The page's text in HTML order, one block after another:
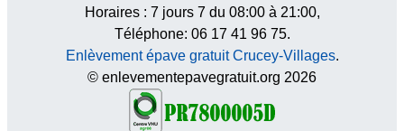
Horaires : 7 jours 7 du 08:00 à 21:00,
Téléphone: 06 17 41 96 75.
Enlèvement épave gratuit Crucey-Villages.
© enlevementepavegratuit.org 2026